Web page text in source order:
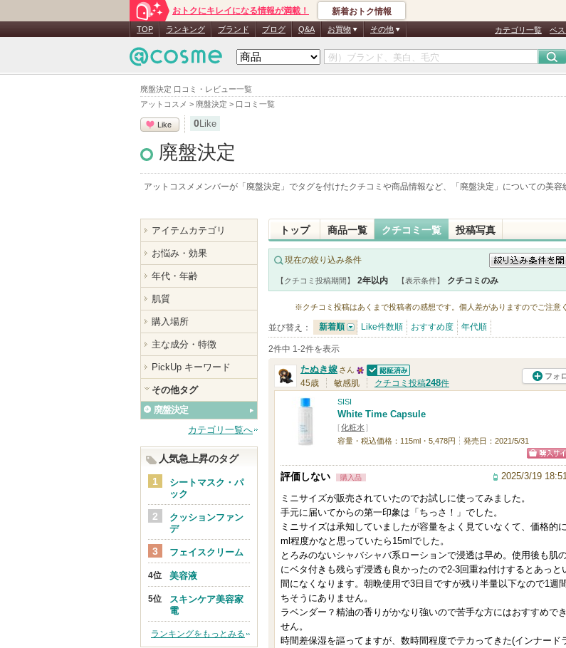
廃盤決定 口コミ・レビュー一覧
アットコスメ > 廃盤決定 > 口コミ一覧
おトクにキレイになる情報が満載！ 新着おトク情報
TOP ランキング ブランド ブログ Q&A お買物 その他 カテゴリ一覧 ベ
Like 0Like
廃盤決定
アットコスメメンバーが「 廃盤決定 」でタグを付けたクチコミや商品情報など、「 廃盤決定 」についての美容
トップ 商品一覧 クチコミ一覧 投稿写真
現在の絞り込み条件
絞り込み条件を開
【クチコミ投稿期間】 2年以内 【表示条件】 クチコミのみ
※クチコミ投稿はあくまで投稿者の感想です。個人差がありますのでご注意
並び替え： 新着順 Like件数順 おすすめ度 年代順
2件中 1-2件を表示
たぬき嫁 さん
2
人
以
の
メ
ン
バ
ー
に
お
気
入
認証済
45歳 敏感肌 クチコミ投稿248件
フォ
SISI
White Time Capsule
[化粧水 ]
容量・税込価格：115ml・5,478円
発売日：2021/5/31
ショッ
評価しない 購入品 2025/3/19
ミニサイズが販売されていたのでお試しに使ってみました。
手元に届いてからの第一印象は「ちっさ！」でした。
ミニサイズは承知していましたが容量をよく見ていなくて、価格的
ml程度かなと思っていたら15mlでした。
とろみのないシャバシャバ系ローションで浸透は早め。使用後も肌
にベタ付きも残らず浸透も良かったので2-3回重ね付けするとあっと
間になくなります。朝晩使用で3日目ですが残り半量以下なので1週
ちそうにありません。
ラベンダー？精油の香りがかなり強いので苦手な方にはおすすめで
せん。
時間差保湿を謳ってますが、数時間程度でテカってきた(インナード
アイテムカテゴリ
お悩み・効果
年代・年齢
肌質
購入場所
主な成分・特徴
PickUp キーワード
その他タグ
廃盤決定
カテゴリ一覧へ
人気急上昇のタグ
シートマスク・パ
ック
クッションファン
デ
フェイスクリーム
美容液
スキンケア美容家
電
ランキングをもっとみる